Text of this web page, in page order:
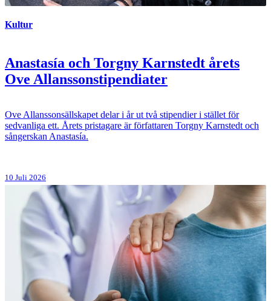
Kultur
Anastasía och Torgny Karnstedt årets
Ove Allanssonstipendiater
Ove Allanssonsällskapet delar i år ut två stipendier i stället för
sedvanliga ett. Årets pristagare är författaren Torgny Karnstedt och
sångerskan Anastasía.
10 Juli 2026